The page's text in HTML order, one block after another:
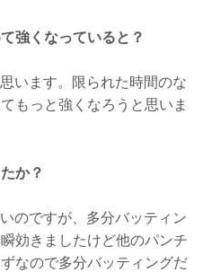
強くなっていると？
います。限られた時間のな
もっと強くなろうと思いま
か？
のですが、多分バッティン
効きましたけど他のパンチ
なので多分バッティングだ